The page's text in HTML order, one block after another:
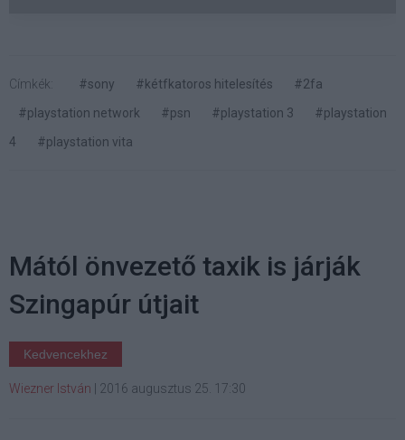
Címkék: #sony #kétfkatoros hitelesítés
#2fa
#playstation network
#psn #playstation 3
#playstation
4
#playstation vita
Mától önvezető taxik is járják
Szingapúr útjait
Kedvencekhez
Wiezner István 2016 augusztus 25. 17:30